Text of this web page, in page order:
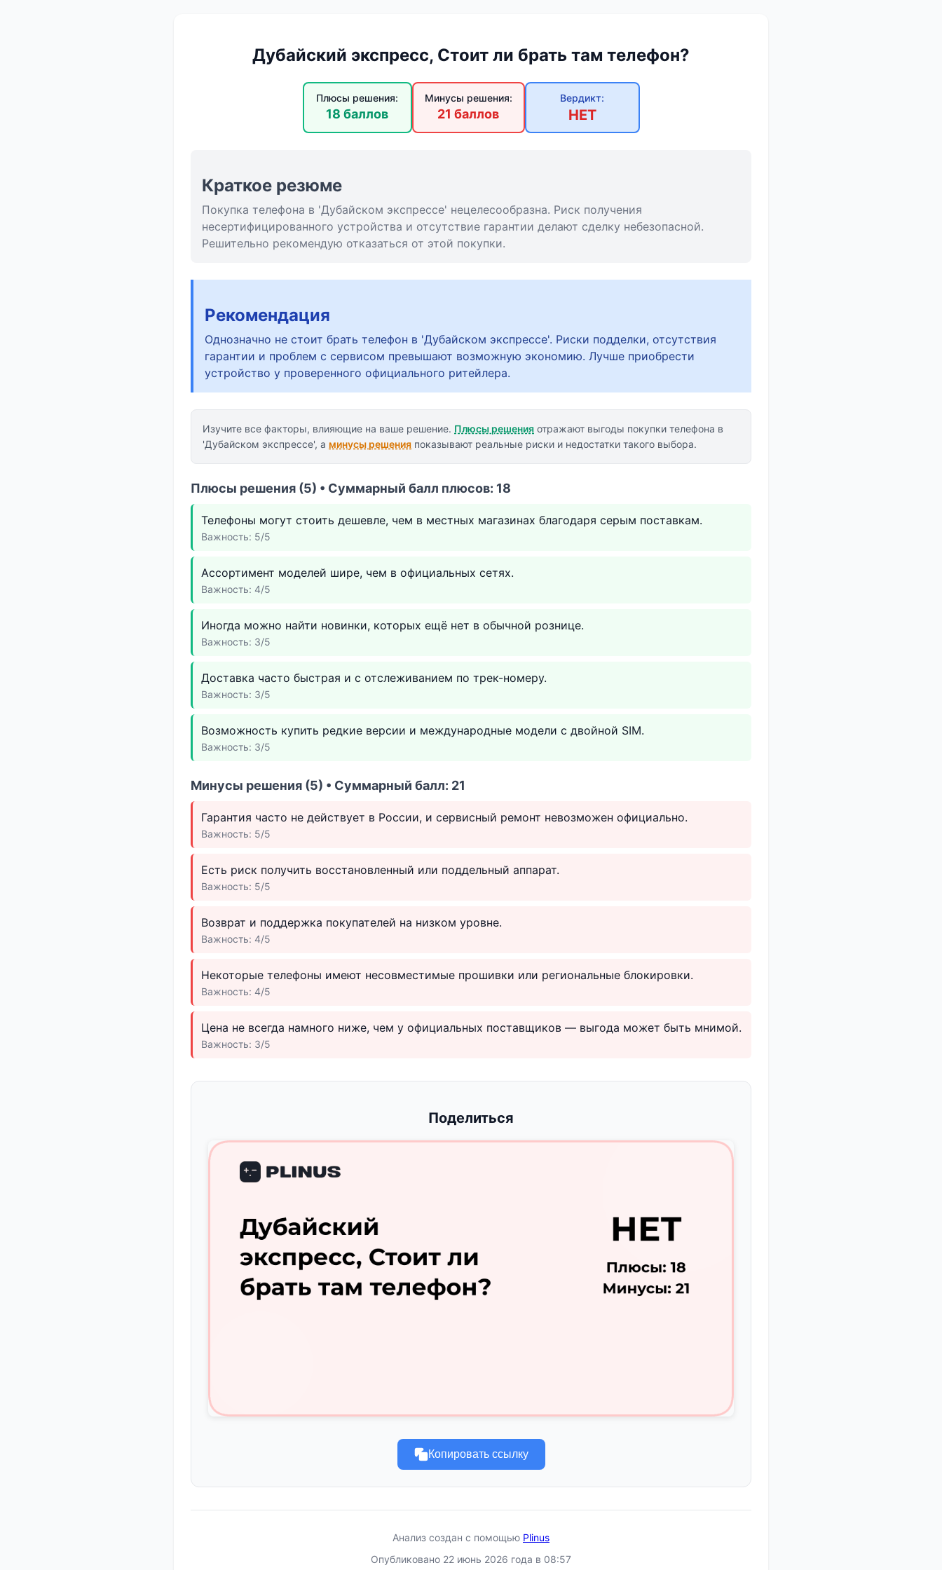
Дубайский экспресс, Стоит ли брать там телефон?
Плюсы решения:
18 баллов
Минусы решения:
21 баллов
Вердикт:
НЕТ
Краткое резюме
Покупка телефона в 'Дубайском экспрессе' нецелесообразна. Риск получения
несертифицированного устройства и отсутствие гарантии делают сделку небезопасной.
Решительно рекомендую отказаться от этой покупки.
Рекомендация
Однозначно не стоит брать телефон в 'Дубайском экспрессе'. Риски подделки, отсутствия
гарантии и проблем с сервисом превышают возможную экономию. Лучше приобрести
устройство у проверенного официального ритейлера.
Изучите все факторы, влияющие на ваше решение. Плюсы решения отражают выгоды покупки телефона в
'Дубайском экспрессе', а минусы решения показывают реальные риски и недостатки такого выбора.
Плюсы решения (5) • Суммарный балл плюсов: 18
Телефоны могут стоить дешевле, чем в местных магазинах благодаря серым поставкам.
Важность: 5/5
Ассортимент моделей шире, чем в официальных сетях.
Важность: 4/5
Иногда можно найти новинки, которых ещё нет в обычной рознице.
Важность: 3/5
Доставка часто быстрая и с отслеживанием по трек-номеру.
Важность: 3/5
Возможность купить редкие версии и международные модели с двойной SIM.
Важность: 3/5
Минусы решения (5) • Суммарный балл: 21
Гарантия часто не действует в России, и сервисный ремонт невозможен официально.
Важность: 5/5
Есть риск получить восстановленный или поддельный аппарат.
Важность: 5/5
Возврат и поддержка покупателей на низком уровне.
Важность: 4/5
Некоторые телефоны имеют несовместимые прошивки или региональные блокировки.
Важность: 4/5
Цена не всегда намного ниже, чем у официальных поставщиков — выгода может быть мнимой.
Важность: 3/5
Поделиться
Копировать ссылку
Анализ создан с помощью Plinus
Опубликовано 22 июнь 2026 года в 08:57